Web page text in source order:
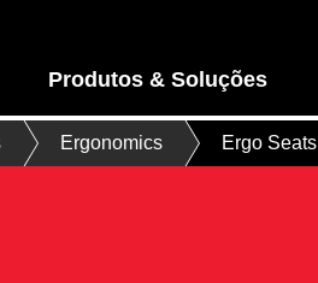
Produtos & Soluções
Ergonomics Ergo Seats